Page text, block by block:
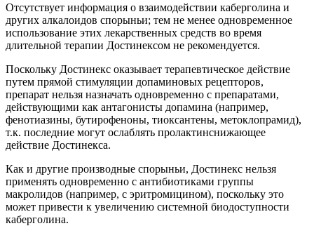
Отсутствует информация о взаимодействии каберголина и
других алкалоидов спорыньи; тем не менее одновременное
использование этих лекарственных средств во время
длительной терапии Достинексом не рекомендуется.
Поскольку Достинекс оказывает терапевтическое действие
путем прямой стимуляции допаминовых рецепторов,
препарат нельзя назначать одновременно с препаратами,
действующими как антагонисты допамина (например,
фенотиазины, бутирофеноны, тиоксантены, метоклопрамид),
т.к. последние могут ослаблять пролактинснижающее
действие Достинекса.
Как и другие производные спорыньи, Достинекс нельзя
применять одновременно с антибиотиками группы
макролидов (например, с эритромицином), поскольку это
может привести к увеличению системной биодоступности
каберголина.